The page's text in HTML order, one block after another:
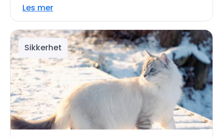
Les mer
Sikkerhet